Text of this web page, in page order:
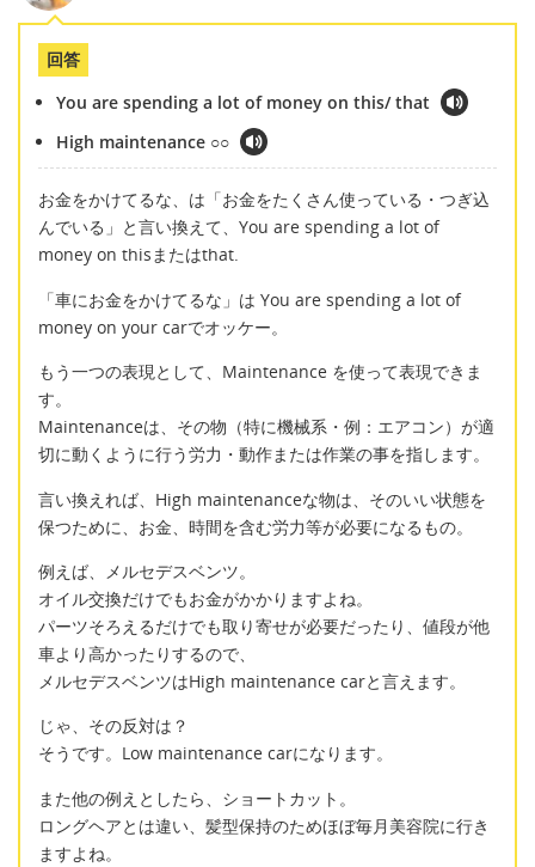
回答
You are spending a lot of money on this/ that
High maintenance ○○
お金をかけてるな、は「お金をたくさん使っている・つぎ込
んでいる」と言い換えて、You are spending a lot of
money on thisまたはthat.
「車にお金をかけてるな」は You are spending a lot of
money on your carでオッケー。
もう一つの表現として、Maintenance を使って表現できま
す。
Maintenanceは、その物（特に機械系・例：エアコン）が適
切に動くように行う労力・動作または作業の事を指します。
言い換えれば、High maintenanceな物は、そのいい状態を
保つために、お金、時間を含む労力等が必要になるもの。
例えば、メルセデスベンツ。
オイル交換だけでもお金がかかりますよね。
パーツそろえるだけでも取り寄せが必要だったり、値段が他
車より高かったりするので、
メルセデスベンツはHigh maintenance carと言えます。
じゃ、その反対は？
そうです。Low maintenance carになります。
また他の例えとしたら、ショートカット。
ロングヘアとは違い、髪型保持のためほぼ毎月美容院に行き
ますよね。